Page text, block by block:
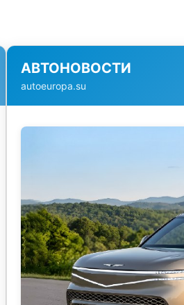
АВТОНОВОСТИ
autoeuropa.su